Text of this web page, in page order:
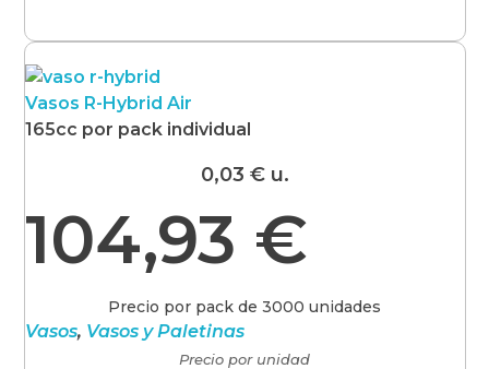
Vasos R-Hybrid Air
165cc por pack individual
0,03 €u.
104,93 €
Precio por pack de 3000 unidades
Vasos, Vasos y Paletinas
Precio por unidad